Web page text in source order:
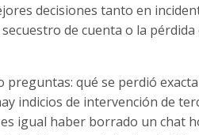
decisiones tanto en
de cuenta o la
qué se perdió
indicios de intervención de
igual haber borrado un chat